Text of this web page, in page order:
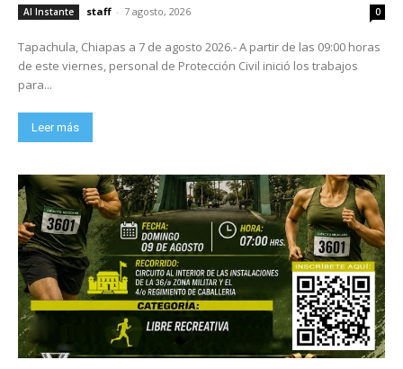
Al Instante staff - 7 agosto, 2026 0
Tapachula, Chiapas a 7 de agosto 2026.- A partir de las 09:00 horas
de este viernes, personal de Protección Civil inició los trabajos
para...
Leer más